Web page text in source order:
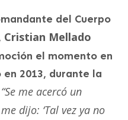
del Cuerpo
Cristian Mellado
el momento en
2013, durante la
“Se me acercó un
dijo: ‘Tal vez ya no